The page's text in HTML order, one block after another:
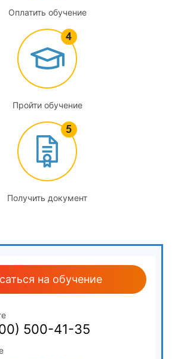
3
средств измерений параметров
уровня и объема веществ
характеристики, методики измерений)
3.2
средств измерений расхода
сред
4
и организационная основы
обеспечения деятельности
калибровочных лабораторий
Оплатить обучение
Пройти обучение
Получить документ
на обучение
500-41-35